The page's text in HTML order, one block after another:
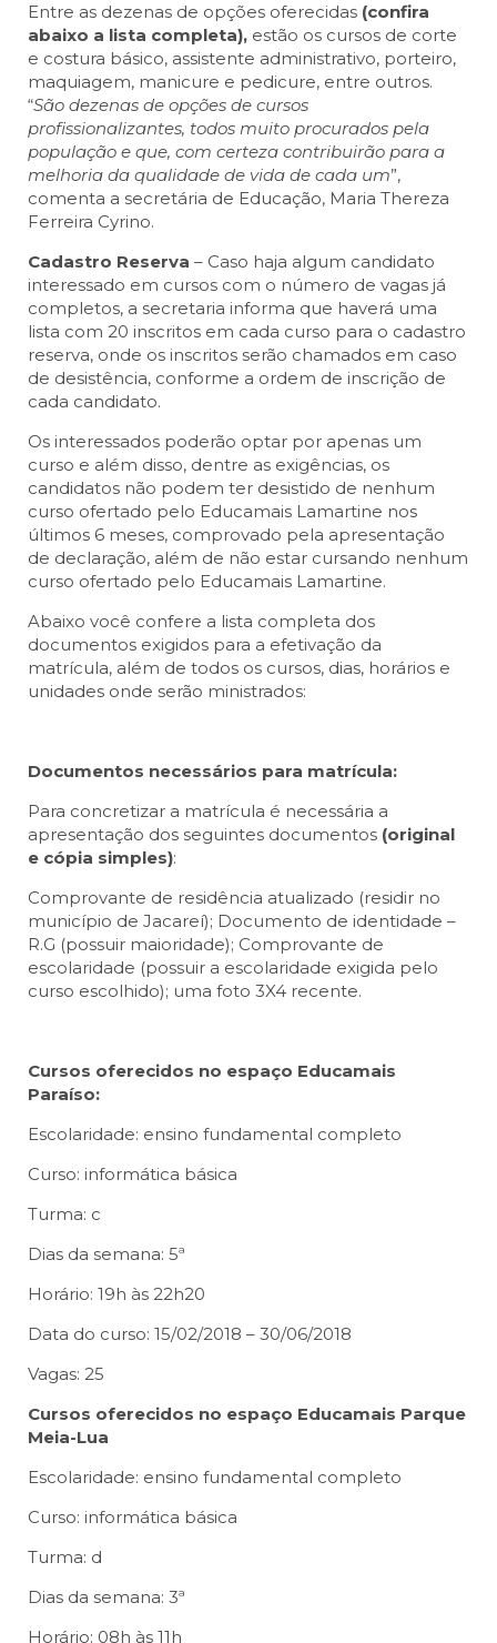
Entre as dezenas de opções oferecidas (confira
abaixo a lista completa), estão os cursos de corte
e costura básico, assistente administrativo, porteiro,
maquiagem, manicure e pedicure, entre outros.
“São dezenas de opções de cursos
profissionalizantes, todos muito procurados pela
população e que, com certeza contribuirão para a
melhoria da qualidade de vida de cada um”,
comenta a secretária de Educação, Maria Thereza
Ferreira Cyrino.
Cadastro Reserva – Caso haja algum candidato
interessado em cursos com o número de vagas já
completos, a secretaria informa que haverá uma
lista com 20 inscritos em cada curso para o cadastro
reserva, onde os inscritos serão chamados em caso
de desistência, conforme a ordem de inscrição de
cada candidato.
Os interessados poderão optar por apenas um
curso e além disso, dentre as exigências, os
candidatos não podem ter desistido de nenhum
curso ofertado pelo Educamais Lamartine nos
últimos 6 meses, comprovado pela apresentação
de declaração, além de não estar cursando nenhum
curso ofertado pelo Educamais Lamartine.
Abaixo você confere a lista completa dos
documentos exigidos para a efetivação da
matrícula, além de todos os cursos, dias, horários e
unidades onde serão ministrados:
Documentos necessários para matrícula:
Para concretizar a matrícula é necessária a
apresentação dos seguintes documentos (original
e cópia simples):
Comprovante de residência atualizado (residir no
município de Jacareí); Documento de identidade –
R.G (possuir maioridade); Comprovante de
escolaridade (possuir a escolaridade exigida pelo
curso escolhido); uma foto 3X4 recente.
Cursos oferecidos no espaço Educamais
Paraíso:
Escolaridade: ensino fundamental completo
Curso: informática básica
Turma: c
Dias da semana: 5ª
Horário: 19h às 22h20
Data do curso: 15/02/2018 – 30/06/2018
Vagas: 25
Cursos oferecidos no espaço Educamais Parque
Meia-Lua
Escolaridade: ensino fundamental completo
Curso: informática básica
Turma: d
Dias da semana: 3ª
Horário: 08h às 11h